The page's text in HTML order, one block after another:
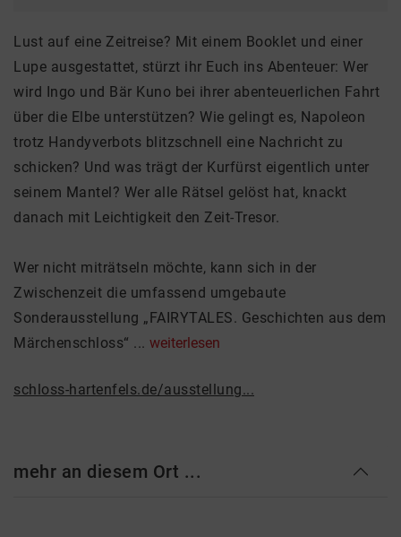
Lust auf eine Zeitreise? Mit einem Booklet und einer
Lupe ausgestattet, stürzt ihr Euch ins Abenteuer: Wer
wird Ingo und Bär Kuno bei ihrer abenteuerlichen Fahrt
über die Elbe unterstützen? Wie gelingt es, Napoleon
trotz Handyverbots blitzschnell eine Nachricht zu
schicken? Und was trägt der Kurfürst eigentlich unter
seinem Mantel? Wer alle Rätsel gelöst hat, knackt
danach mit Leichtigkeit den Zeit-Tresor.
Wer nicht miträtseln möchte, kann sich in der
Zwischenzeit die umfassend umgebaute
Sonderausstellung „FAIRYTALES. Geschichten aus dem
Märchenschloss“ ... weiterlesen
schloss-hartenfels.de/ausstellung...
mehr an diesem Ort ...